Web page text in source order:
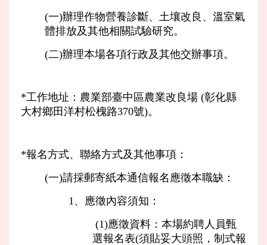
(一)辦理作物營養診斷、土壤改良、溫室氣
體排放及其他相關試驗研究。
(二)辦理本場各項行政及其他交辦事項。
*工作地址：農業部臺中區農業改良場 (彰化縣
大村鄉田洋村松槐路370號)。
*報名方式、聯絡方式及其他事項：
(一)請採郵寄紙本通信報名應徵本職缺：
1、應徵內容須知：
(1)應徵資料：本場約聘人員甄
選報名表(須貼妥大頭照，制式報